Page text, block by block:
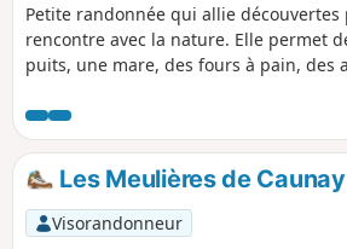
Petite randonnée qui allie
rencontre avec la nature. Elle permet
puits, une mare, des fours à pain, des
Les Meulières de Caunay
Visorandonneur